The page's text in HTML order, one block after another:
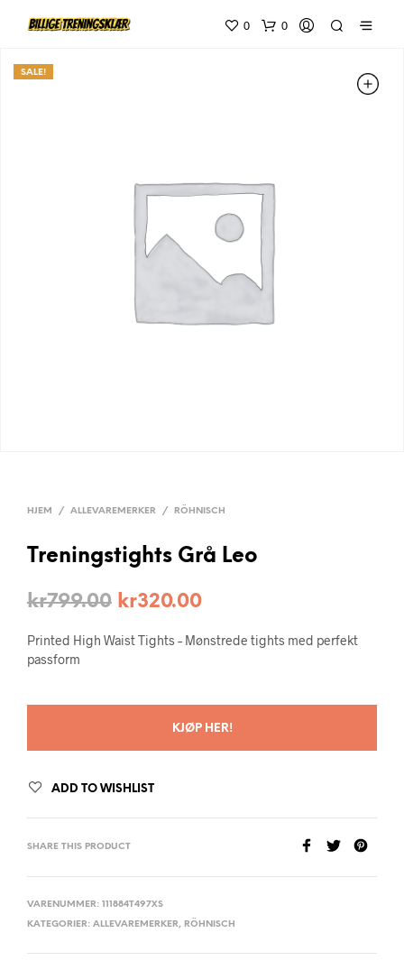
0 0
SALE!
HJEM / ALLEVAREMERKER / RÖHNISCH
Treningstights Grå Leo
kr799.00 kr320.00
Printed High Waist Tights – Mønstrede tights med perfekt
passform
KJØP HER!
ADD TO WISHLIST
SHARE THIS PRODUCT
VARENUMMER: 111884T497XS
KATEGORIER: ALLEVAREMERKER, RÖHNISCH